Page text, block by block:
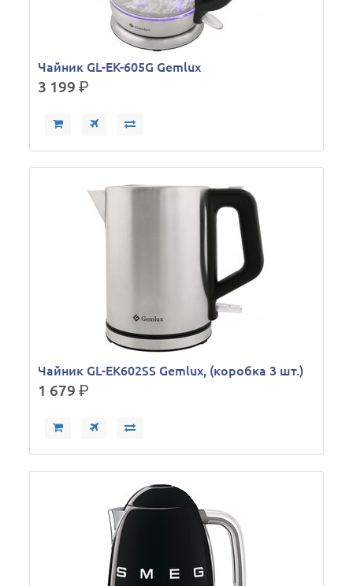
Чайник GL-EK-605G Gemlux
3 199р.
Чайник GL-EK602SS Gemlux, (коробка 3 шт.)
1 679р.